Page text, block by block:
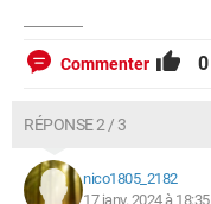
Commenter 0
RÉPONSE 2 / 3
nico1805_2182
17 janv. 2024 à 18:35